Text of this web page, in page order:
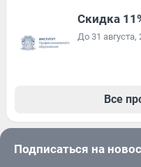
Скидка
До 31 августа,
Все
Подписаться на